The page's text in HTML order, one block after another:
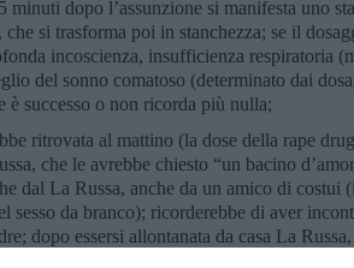
minuti dopo l’assunzione si manifesta uno
si trasforma poi in stanchezza; se il
incoscienza, insufficienza respiratoria
del sonno comatoso (determinato dai
successo o non ricorda più nulla;
ritrovata al mattino (la dose della rape
che le avrebbe chiesto “un bacino
dal La Russa, anche da un amico di costui
sesso da branco); ricorderebbe di aver
dopo essersi allontanata da casa La
e si sarebbe poi recata al Pronto Soccorso